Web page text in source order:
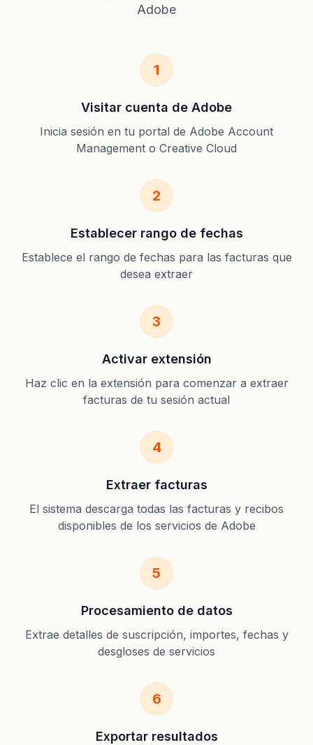
Adobe
1
Visitar cuenta de Adobe
Inicia sesión en tu portal de Adobe Account
Management o Creative Cloud
2
Establecer rango de fechas
Establece el rango de fechas para las facturas que
desea extraer
3
Activar extensión
Haz clic en la extensión para comenzar a extraer
facturas de tu sesión actual
4
Extraer facturas
El sistema descarga todas las facturas y recibos
disponibles de los servicios de Adobe
5
Procesamiento de datos
Extrae detalles de suscripción, importes, fechas y
desgloses de servicios
6
Exportar resultados